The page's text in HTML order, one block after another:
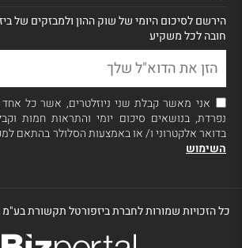
הירשם לסיכום היומי של שוק ההון ולמבזקים של
חובה לכל משקיע
אני מאשר קבלת שני ניוזלטרים, אשר כל
נפרדת, בנושאים סיכום יומי והתראות חמות
בדואר אלקטרוני ו/ או באמצעות הסלולר בהתאם
השימוש
כל הזכויות שמורות לחברת ביזפורטל תקשורת